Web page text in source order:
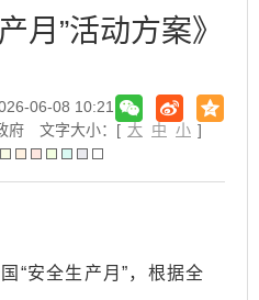
月”活动方案》
06-08 10:21
府
文字大小：[ 大 中 小 ]
“安全生产月”，根据全